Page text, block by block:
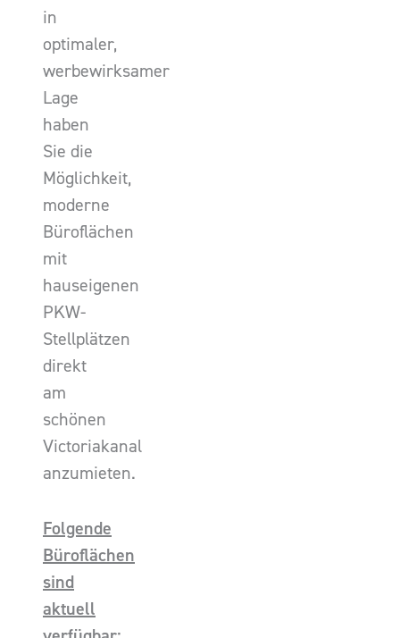
in
optimaler,
werbewirksamer
Lage
haben
Sie die
Möglichkeit,
moderne
Büroflächen
mit
hauseigenen
PKW-
Stellplätzen
direkt
am
schönen
Victoriakanal
anzumieten.
Folgende
Büroflächen
sind
aktuell